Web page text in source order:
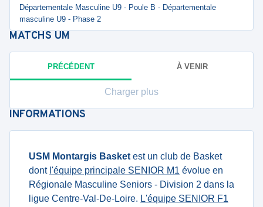
Départementale Masculine U9 - Poule B - Départementale
masculine U9 - Phase 2
MATCHS UM
PRÉCÉDENT À VENIR
Charger plus
INFORMATIONS
USM Montargis Basket est un club de Basket
dont l'équipe principale SENIOR M1 évolue en
Régionale Masculine Seniors - Division 2 dans la
ligue Centre-Val-De-Loire. L'équipe SENIOR F1